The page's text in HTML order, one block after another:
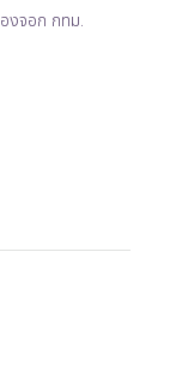
งจอก กทม.